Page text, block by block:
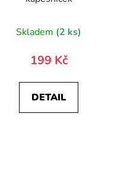
Skladem (2 ks)
199 Kč
DETAIL